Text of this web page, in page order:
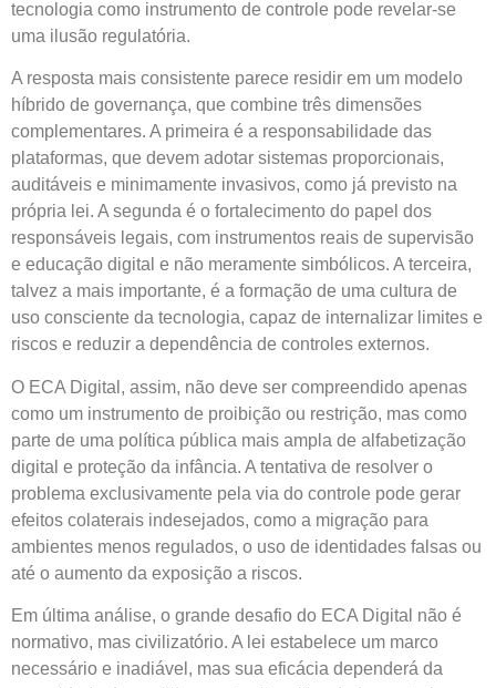
tecnologia como instrumento de controle pode revelar-se
uma ilusão regulatória.
A resposta mais consistente parece residir em um modelo
híbrido de governança, que combine três dimensões
complementares. A primeira é a responsabilidade das
plataformas, que devem adotar sistemas proporcionais,
auditáveis e minimamente invasivos, como já previsto na
própria lei. A segunda é o fortalecimento do papel dos
responsáveis legais, com instrumentos reais de supervisão
e educação digital e não meramente simbólicos. A terceira,
talvez a mais importante, é a formação de uma cultura de
uso consciente da tecnologia, capaz de internalizar limites e
riscos e reduzir a dependência de controles externos.
O ECA Digital, assim, não deve ser compreendido apenas
como um instrumento de proibição ou restrição, mas como
parte de uma política pública mais ampla de alfabetização
digital e proteção da infância. A tentativa de resolver o
problema exclusivamente pela via do controle pode gerar
efeitos colaterais indesejados, como a migração para
ambientes menos regulados, o uso de identidades falsas ou
até o aumento da exposição a riscos.
Em última análise, o grande desafio do ECA Digital não é
normativo, mas civilizatório. A lei estabelece um marco
necessário e inadiável, mas sua eficácia dependerá da